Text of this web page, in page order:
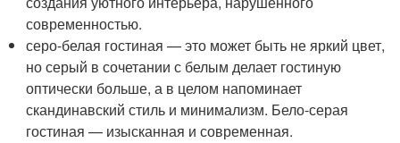
современностью.
серо-белая гостиная — это может быть не яркий цвет,
но серый в сочетании с белым делает гостиную
оптически больше, а в целом напоминает
скандинавский стиль и минимализм. Бело-серая
гостиная — изысканная и современная.